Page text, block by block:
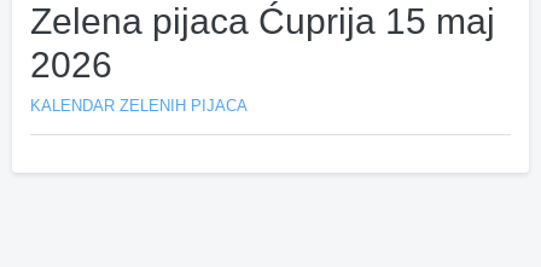
Zelena pijaca Ćuprija 15 maj
2026
KALENDAR ZELENIH PIJACA